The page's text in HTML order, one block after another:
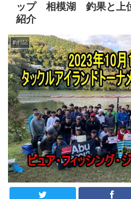
ップ 相模湖 釣果と上
紹介
釣行記